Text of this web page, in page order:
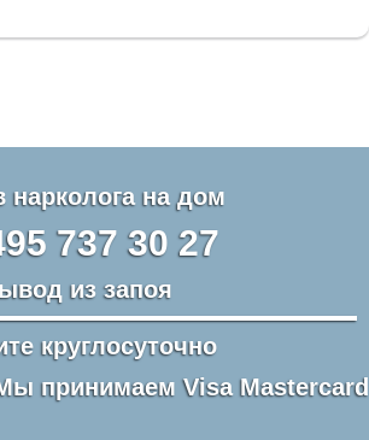
нарколога на дом
737 30 27
из запоя
круглосуточно